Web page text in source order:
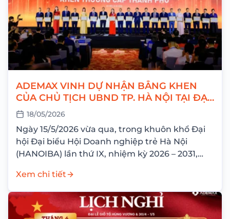
ADEMAX VINH DỰ NHẬN BẰNG KHEN
CỦA CHỦ TỊCH UBND TP. HÀ NỘI TẠI ĐẠI
HỘI HANOIBA IX
18/05/2026
Ngày 15/5/2026 vừa qua, trong khuôn khổ Đại
hội Đại biểu Hội Doanh nghiệp trẻ Hà Nội
(HANOIBA) lần thứ IX, nhiệm kỳ 2026 – 2031,
Xem chi tiết